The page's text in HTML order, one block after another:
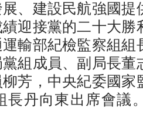
、建設民航強國提
迎接黨的二十大勝
輸部紀檢監察組組
組成員、副局長董
芳，中央紀委國家
長丹向東出席會議